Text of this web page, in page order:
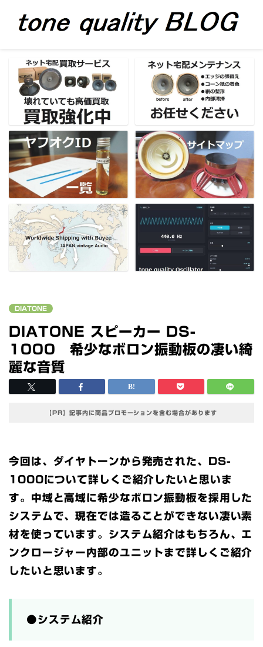
DIATONE
DIATONE スピーカー DS-
1000 希少なボロン振動板の凄い綺
麗な音質
【PR】記事内に商品プロモーションを含む場合があります
今回は、ダイヤトーンから発売された、DS-
1000について詳しくご紹介したいと思いま
す。中域と高域に希少なボロン振動板を採用した
システムで、現在では造ることができない凄い素
材を使っています。システム紹介はもちろん、エ
ンクロージャー内部のユニットまで詳しくご紹介
したいと思います。
●システム紹介